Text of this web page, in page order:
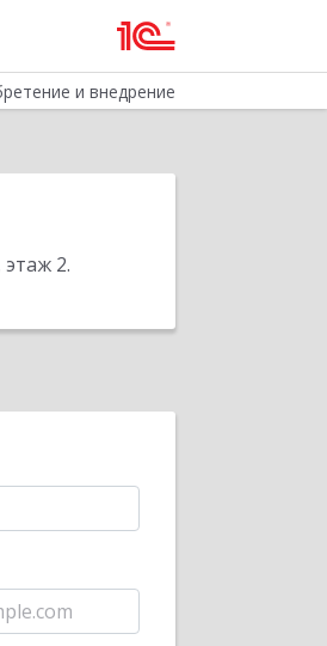
и внедрение
2.